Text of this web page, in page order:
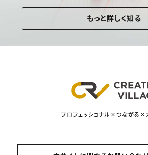
もっと詳しく知る
プロフェッショナル×つながる×